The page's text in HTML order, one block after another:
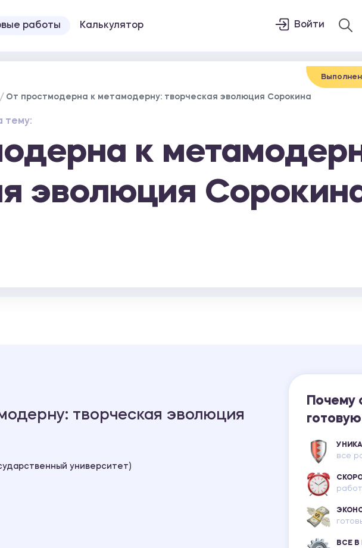
работы Калькулятор Войти
От простмодерна к метамодерну: творческая эволюция Сорокина
тему:
к
эволюция
творческая эволюция
университет)
Почему
все
ВСЕ